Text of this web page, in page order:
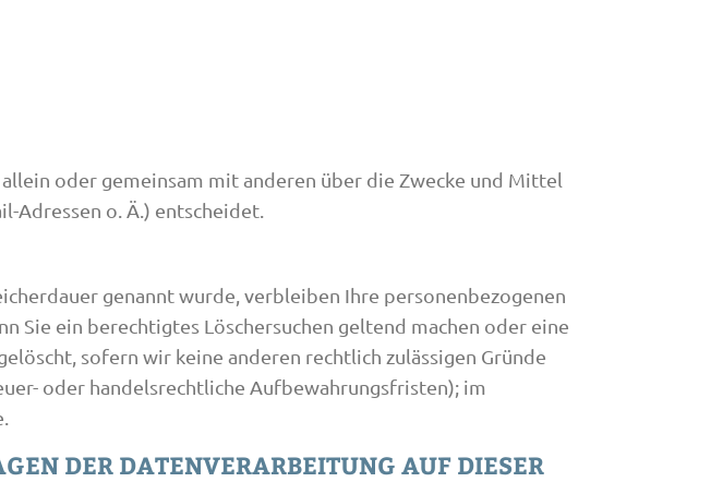
oder gemeinsam mit anderen über die Zwecke und Mittel
Adressen o. Ä.) entscheidet.
genannt wurde, verbleiben Ihre personenbezogenen
Sie ein berechtigtes Löschersuchen geltend machen oder eine
sofern wir keine anderen rechtlich zulässigen Gründe
oder handelsrechtliche Aufbewahrungsfristen); im
DER DATENVERARBEITUNG AUF DIESER